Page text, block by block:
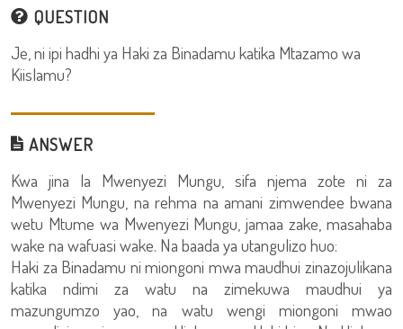
QUESTION
Je, ni ipi hadhi ya Haki za Binadamu katika Mtazamo wa
Kiislamu?
ANSWER
Kwa jina la Mwenyezi Mungu, sifa njema zote ni za
Mwenyezi Mungu, na rehma na amani zimwendee bwana
wetu Mtume wa Mwenyezi Mungu, jamaa zake, masahaba
wake na wafuasi wake. Na baada ya utangulizo huo:
Haki za Binadamu ni miongoni mwa maudhui zinazojulikana
katika ndimi za watu na zimekuwa maudhui ya
mazungumzo yao, na watu wengi miongoni mwao